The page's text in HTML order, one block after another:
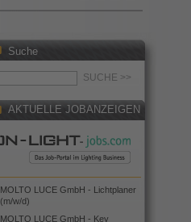
Suche
AKTUELLE JOBANZEIGEN
MOLTO LUCE GmbH - Lichtplaner
(m/w/d)
MOLTO LUCE GmbH - Key